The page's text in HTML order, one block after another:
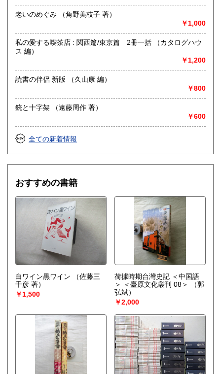
老いのめぐみ （角野美枝子 著）
￥1,000
私の愛する喫茶店 : 関西篇/東京篇 2冊一括 （カタログハウ
ス 編）
￥1,200
読書の伴侶 新版 （久山康 編）
￥800
銃と十字架 （遠藤周作 著）
￥600
全ての新着情報
おすすめの書籍
白ワイン黒ワイン
（佐藤三
千彦 著）
￥1,500
荷據時期台灣史記 ＜中国語
＞ ＜臺原文化叢刊 08＞
（郭
弘斌）
￥2,000